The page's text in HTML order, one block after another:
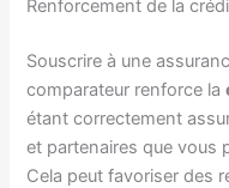
Renforcement de la
Souscrire à une
comparateur renforce la
étant correctement
et partenaires que vous
Cela peut favoriser des